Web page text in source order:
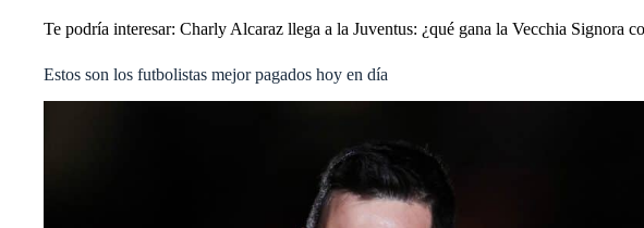
Te podría interesar: Charly Alcaraz llega a la Juventus: ¿qué gana la Vecchia Signora
Estos son los futbolistas mejor pagados hoy en día